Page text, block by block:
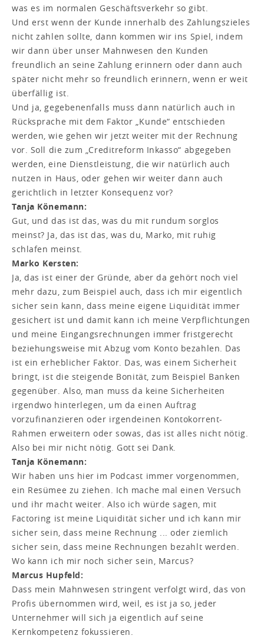
was es im normalen Geschäftsverkehr so gibt.
Und erst wenn der Kunde innerhalb des Zahlungszieles
nicht zahlen sollte, dann kommen wir ins Spiel, indem
wir dann über unser Mahnwesen den Kunden
freundlich an seine Zahlung erinnern oder dann auch
später nicht mehr so freundlich erinnern, wenn er weit
überfällig ist.
Und ja, gegebenenfalls muss dann natürlich auch in
Rücksprache mit dem Faktor „Kunde“ entschieden
werden, wie gehen wir jetzt weiter mit der Rechnung
vor. Soll die zum „Creditreform Inkasso“ abgegeben
werden, eine Dienstleistung, die wir natürlich auch
nutzen in Haus, oder gehen wir weiter dann auch
gerichtlich in letzter Konsequenz vor?
Tanja Könemann:
Gut, und das ist das, was du mit rundum sorglos
meinst? Ja, das ist das, was du, Marko, mit ruhig
schlafen meinst.
Marko Kersten:
Ja, das ist einer der Gründe, aber da gehört noch viel
mehr dazu, zum Beispiel auch, dass ich mir eigentlich
sicher sein kann, dass meine eigene Liquidität immer
gesichert ist und damit kann ich meine Verpflichtungen
und meine Eingangsrechnungen immer fristgerecht
beziehungsweise mit Abzug vom Konto bezahlen. Das
ist ein erheblicher Faktor. Das, was einem Sicherheit
bringt, ist die steigende Bonität, zum Beispiel Banken
gegenüber. Also, man muss da keine Sicherheiten
irgendwo hinterlegen, um da einen Auftrag
vorzufinanzieren oder irgendeinen Kontokorrent-
Rahmen erweitern oder sowas, das ist alles nicht nötig.
Also bei mir nicht nötig. Gott sei Dank.
Tanja Könemann:
Wir haben uns hier im Podcast immer vorgenommen,
ein Resümee zu ziehen. Ich mache mal einen Versuch
und ihr macht weiter. Also ich würde sagen, mit
Factoring ist meine Liquidität sicher und ich kann mir
sicher sein, dass meine Rechnung ... oder ziemlich
sicher sein, dass meine Rechnungen bezahlt werden.
Wo kann ich mir noch sicher sein, Marcus?
Marcus Hupfeld:
Dass mein Mahnwesen stringent verfolgt wird, das von
Profis übernommen wird, weil, es ist ja so, jeder
Unternehmer will sich ja eigentlich auf seine
Kernkompetenz fokussieren.